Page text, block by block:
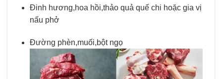
Đinh hương,hoa hồi,thảo quả quế chi hoặc gia vị
nấu phở
Đường phèn,muối,bột ngọ